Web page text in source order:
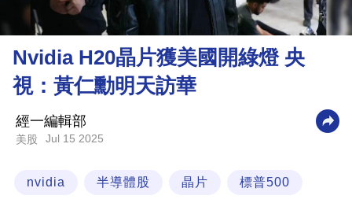
市
理
財
商
科
Nvidia H20晶片獲美國開綠燈 央
視：黃仁勳明天訪華
經一編輯部
美股 Jul 15 2025
nvidia 半導體股 晶片 標普500